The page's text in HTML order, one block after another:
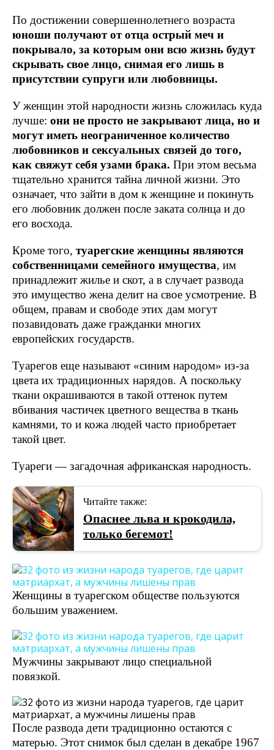
По достижении совершеннолетнего возраста
юноши получают от отца острый меч и
покрывало, за которым они всю жизнь будут
скрывать свое лицо, снимая его лишь в
присутствии супруги или любовницы.
У женщин этой народности жизнь сложилась куда
лучше: они не просто не закрывают лица, но и
могут иметь неограниченное количество
любовников и сексуальных связей до того,
как свяжут себя узами брака. При этом весьма
тщательно хранится тайна личной жизни. Это
означает, что зайти в дом к женщине и покинуть
его любовник должен после заката солнца и до
его восхода.
Кроме того, туарегские женщины являются
собственницами семейного имущества, им
принадлежит жилье и скот, а в случает развода
это имущество жена делит на свое усмотрение. В
общем, правам и свободе этих дам могут
позавидовать даже гражданки многих
европейских государств.
Туарегов еще называют «синим народом» из-за
цвета их традиционных нарядов. А поскольку
ткани окрашиваются в такой оттенок путем
вбивания частичек цветного вещества в ткань
камнями, то и кожа людей часто приобретает
такой цвет.
Туареги — загадочная африканская народность.
Читайте также:
Опаснее льва и крокодила,
только бегемот!
Женщины в туарегском обществе пользуются
большим уважением.
Мужчины закрывают лицо специальной
повязкой.
После развода дети традиционно остаются с
матерью. Этот снимок был сделан в декабре 1967